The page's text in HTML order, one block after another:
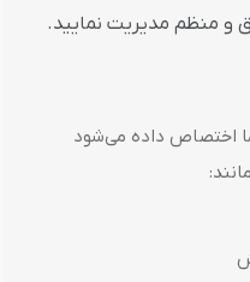
و منظم مدیریت نمایید.
اختصاص داده می‌شود